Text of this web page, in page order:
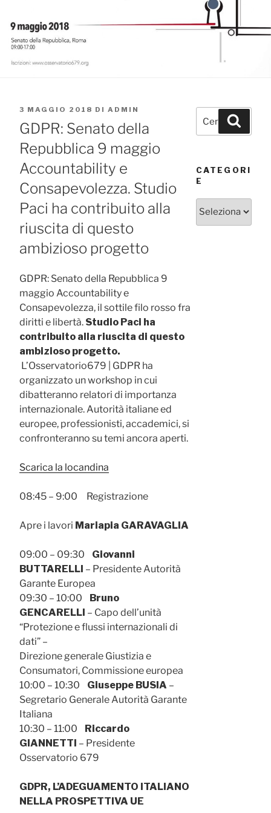
PUBBLICATO
IL
3 MAGGIO 2018 DI ADMIN
GDPR: Senato della
Repubblica 9 maggio
Accountability e
Consapevolezza. Studio
Paci ha contribuito alla
riuscita di questo
ambizioso progetto
GDPR: Senato della Repubblica 9
maggio Accountability e
Consapevolezza, il sottile filo rosso fra
diritti e libertà. Studio Paci ha
contribuito alla riuscita di questo
ambizioso progetto.
L’Osservatorio679 | GDPR ha
organizzato un workshop in cui
dibatteranno relatori di importanza
internazionale. Autorità italiane ed
europee, professionisti, accademici, si
confronteranno su temi ancora aperti.
Scarica la locandina
08:45 – 9:00 Registrazione
Apre i lavori Mariapia GARAVAGLIA
09:00 – 09:30 Giovanni
BUTTARELLI – Presidente Autorità
Garante Europea
09:30 – 10:00 Bruno
GENCARELLI – Capo dell’unità
“Protezione e flussi internazionali di
dati” –
Direzione generale Giustizia e
Consumatori, Commissione europea
10:00 – 10:30 Giuseppe BUSIA –
Segretario Generale Autorità Garante
Italiana
10:30 – 11:00 Riccardo
GIANNETTI – Presidente
Osservatorio 679
GDPR, L’ADEGUAMENTO ITALIANO
NELLA PROSPETTIVA UE
Cerca:
CATEGORI
E
Categorie